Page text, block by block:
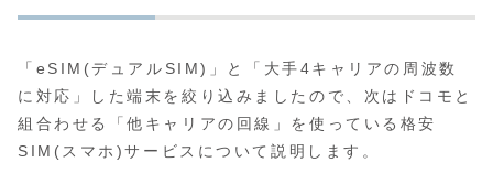
「eSIM(デュアルSIM)」と「大手4キャリアの周波数
に対応」した端末を絞り込みましたので、次はドコモと
組合わせる「他キャリアの回線」を使っている格安
SIM(スマホ)サービスについて説明します。